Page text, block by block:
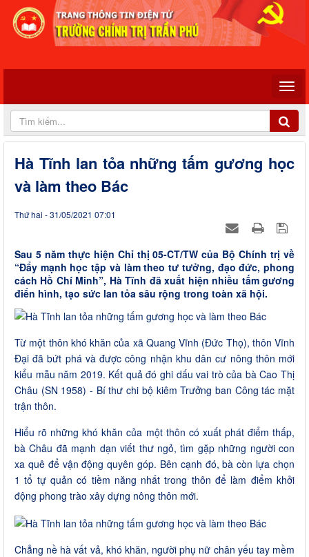
Hà Tĩnh lan tỏa những tấm gương học
và làm theo Bác
Thứ hai - 31/05/2021 07:01
Sau 5 năm thực hiện Chỉ thị 05-CT/TW của Bộ Chính trị về
“Đẩy mạnh học tập và làm theo tư tưởng, đạo đức, phong
cách Hồ Chí Minh”, Hà Tĩnh đã xuất hiện nhiều tấm gương
điển hình, tạo sức lan tỏa sâu rộng trong toàn xã hội.
Từ một thôn khó khăn của xã Quang Vĩnh (Đức Thọ), thôn Vĩnh
Đại đã bứt phá và được công nhận khu dân cư nông thôn mới
kiểu mẫu năm 2019. Kết quả đó ghi dấu vai trò của bà Cao Thị
Châu (SN 1958) - Bí thư chi bộ kiêm Trưởng ban Công tác mặt
trận thôn.
Hiểu rõ những khó khăn của một thôn có xuất phát điểm thấp,
bà Châu đã mạnh dạn viết thư ngỏ, tìm gặp những người con
xa quê để vận động quyên góp. Bên cạnh đó, bà còn lựa chọn
1 tổ tự quản có tiềm năng nhất trong thôn để làm điểm khởi
động phong trào xây dựng nông thôn mới.
Chẳng nề hà vất vả, khó khăn, người phụ nữ chân yếu tay mềm